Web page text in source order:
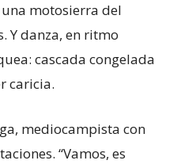
motosierra del
Y danza, en ritmo
cascada congelada
caricia.
mediocampista con
“Vamos, es